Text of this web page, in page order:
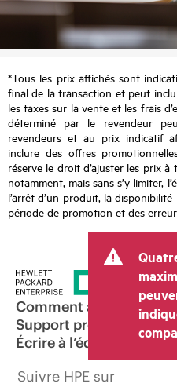
*Tous les prix affichés sont
final de la transaction et peut
les taxes sur la vente et les frais
déterminé par le revendeur
revendeurs et au prix indicatif
inclure des offres
réserve le droit d’ajuster les prix
notamment, mais sans s’y limiter,
l’arrêt d’un produit, la
période de promotion et des
Comment acheter
Support produit
Écrire à l’équipe
Suivre HPE sur